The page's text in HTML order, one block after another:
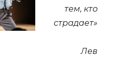
тем, кто
страдает»
Лев